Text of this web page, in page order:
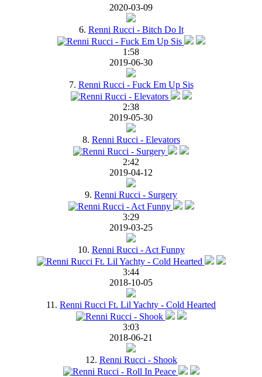
2020-03-09
6. Renni Rucci - Bitch Do It
1:58
2019-06-30
7. Renni Rucci - Fuck Em Up Sis
2:38
2019-05-30
8. Renni Rucci - Elevators
2:42
2019-04-12
9. Renni Rucci - Surgery
3:29
2019-03-25
10. Renni Rucci - Act Funny
3:44
2018-10-05
11. Renni Rucci Ft. Lil Yachty - Cold Hearted
3:03
2018-06-21
12. Renni Rucci - Shook